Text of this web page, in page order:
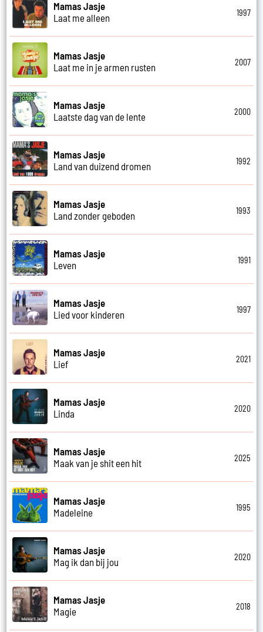
Mamas Jasje
Laat me alleen
1997
Mamas Jasje
Laat me in je armen rusten
2007
Mamas Jasje
Laatste dag van de lente
2000
Mamas Jasje
Land van duizend dromen
1992
Mamas Jasje
Land zonder geboden
1993
Mamas Jasje
Leven
1991
Mamas Jasje
Lied voor kinderen
1997
Mamas Jasje
Lief
2021
Mamas Jasje
Linda
2020
Mamas Jasje
Maak van je shit een hit
2025
Mamas Jasje
Madeleine
1995
Mamas Jasje
Mag ik dan bij jou
2020
Mamas Jasje
Magie
2018